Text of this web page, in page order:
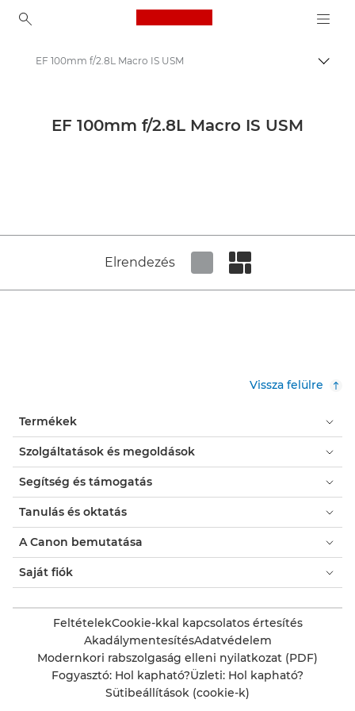
Canon Logo, back to
Canon Kamera Objektívek
EF 100mm f/2.8L Macro IS USM
EF 100mm f/2.8L Macro IS USM
Elrendezés
Vissza felülre
Termékek
Szolgáltatások és megoldások
Segítség és támogatás
Tanulás és oktatás
A Canon bemutatása
Saját fiók
FeltételekCookie-kkal kapcsolatos értesítés
AkadálymentesítésAdatvédelem
Modernkori rabszolgaság elleni nyilatkozat (PDF)
Fogyasztó: Hol kapható?Üzleti: Hol kapható?
Sütibeállítások (cookie-k)